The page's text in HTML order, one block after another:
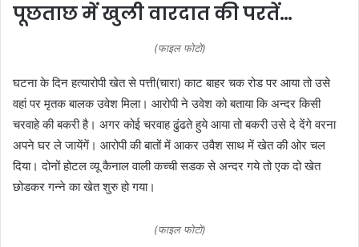
पूछताछ में खुली वारदात की परतें…
(फाइल फोटो)
घटना के दिन हत्यारोपी खेत से पत्ती(चारा) काट बाहर चक रोड पर आया तो उसे
वहां पर मृतक बालक उवेश मिला। आरोपी ने उवेश को बताया कि अन्दर किसी
चरवाहे की बकरी है। अगर कोई चरवाह ढुंढते हुये आया तो बकरी उसे दे देंगे वरना
अपने घर ले जायेंगें। आरोपी की बातों में आकर उवैश साथ में खेत की ओर चल
दिया। दोनों होटल व्यू कैनाल वाली कच्ची सडक से अन्दर गये तो एक दो खेत
छोडकर गन्ने का खेत शुरु हो गया।
(फाइल फोटो)